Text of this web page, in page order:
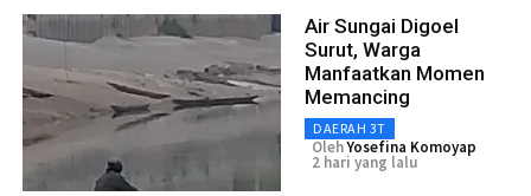
Air Sungai Digoel
Surut, Warga
Manfaatkan Momen
Memancing
DAERAH 3T
OlehYosefina Komoyap
2 hari yang lalu